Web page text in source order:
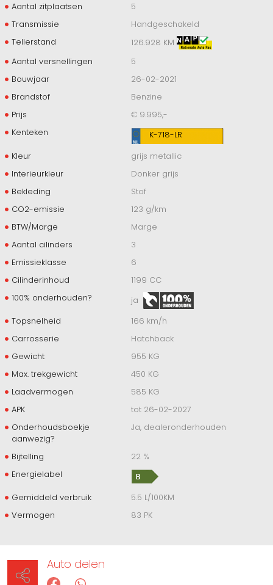
Aantal zitplaatsen
5
Transmissie
Handgeschakeld
Tellerstand
126.928 KM
Aantal versnellingen
5
Bouwjaar
26-02-2021
Brandstof
Benzine
Prijs
€ 9.995,-
Kenteken
K-718-LR
Kleur
grijs metallic
Interieurkleur
Donker grijs
Bekleding
Stof
CO2-emissie
123 g/km
BTW/Marge
Marge
Aantal cilinders
3
Emissieklasse
6
Cilinderinhoud
1199 CC
100% onderhouden?
ja
Topsnelheid
166 km/h
Carrosserie
Hatchback
Gewicht
955 KG
Max. trekgewicht
450 KG
Laadvermogen
585 KG
APK
tot 26-02-2027
Onderhoudsboekje
aanwezig?
Ja, dealeronderhouden
Bijtelling
22 %
Energielabel
Gemiddeld verbruik
5.5 L/100KM
Vermogen
83 PK
Auto delen